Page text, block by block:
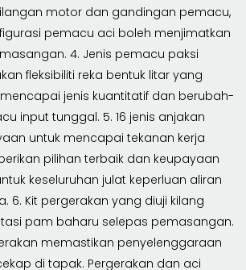
motor dan gandingan pemacu,
pemacu aci boleh menjimatkan
4. Jenis pemacu paksi
fleksibiliti reka bentuk litar yang
jenis kuantitatif dan berubah-
input tunggal. 5. 16 jenis anjakan
untuk mencapai tekanan kerja
pilihan terbaik dan keupayaan
keseluruhan julat keperluan aliran
6. Kit pergerakan yang diuji kilang
pam baharu selepas pemasangan.
memastikan penyelenggaraan
di tapak. Pergerakan dan aci